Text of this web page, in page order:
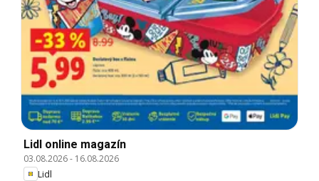
Lidl online magazín
03.08.2026- 16.08.2026
Lidl